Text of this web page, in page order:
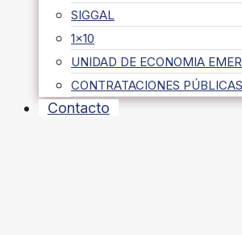
SIGGAL
1×10
UNIDAD DE ECONOMIA
CONTRATACIONES PÚBLICAS
Contacto